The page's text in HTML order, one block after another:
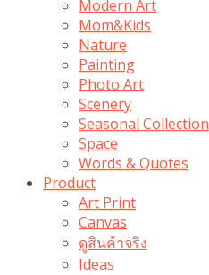
Modern Art
Mom&Kids
Nature
Painting
Photo Art
Scenery
Seasonal Collection
Space
Words & Quotes
Product
Art Print
Canvas
ดูสินค้าจริง
Ideas